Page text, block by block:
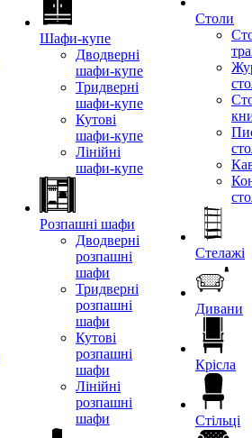
Шафи-купе
Дводверні
шафи-купе
Тридверні
шафи-купе
Кутові
шафи-купе
Лінійні
шафи-купе
Розпашні шафи
Дводверні
розпашні
шафи
Тридверні
розпашні
шафи
Кутові
розпашні
шафи
Лінійні
розпашні
шафи
Столи
Стелажі
Дивани
Крісла
Стільці